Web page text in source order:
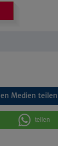
Medien
teilen